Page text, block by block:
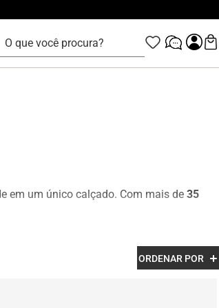
O que você procura?
em um único calçado. Com mais de 35
se conectar à linha Rafarillo Alth,
ORDENAR POR